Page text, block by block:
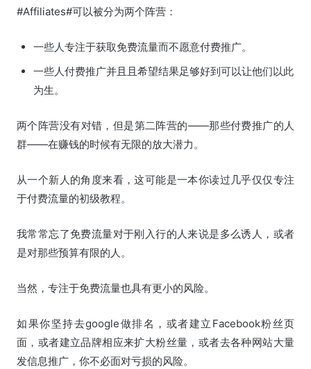
#Affiliates#可以被分为两个阵营：
一些人专注于获取免费流量而不愿意付费推广。
一些人付费推广并且且希望结果足够好到可以让他们以此
为生。
两个阵营没有对错，但是第二阵营的——那些付费推广的人
群——在赚钱的时候有无限的放大潜力。
从一个新人的角度来看，这可能是一本你读过几乎仅仅专注
于付费流量的初级教程。
我常常忘了免费流量对于刚入行的人来说是多么诱人，或者
是对那些预算有限的人。
当然，专注于免费流量也具有更小的风险。
如果你坚持去google做排名，或者建立Facebook粉丝页
面，或者建立品牌相应来扩大粉丝量，或者去各种网站大量
发信息推广，你不必面对亏损的风险。